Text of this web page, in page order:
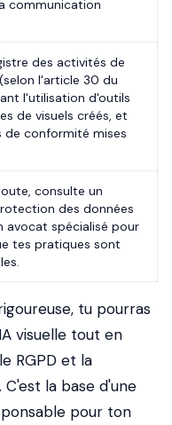
communication
des activités de
l'article 30 du
l'utilisation d'outils
de visuels créés, et
de conformité mises
consulte un
des données
avocat spécialisé pour
tes pratiques sont
tu pourras
visuelle tout en
RGPD et la
la base d'une
pour ton